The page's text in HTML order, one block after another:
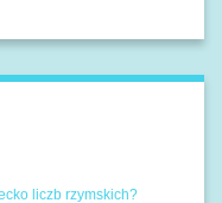
liczb rzymskich?